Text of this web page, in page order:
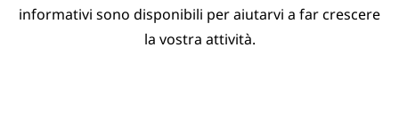
informativi sono disponibili per aiutarvi a far crescere
la vostra attività.